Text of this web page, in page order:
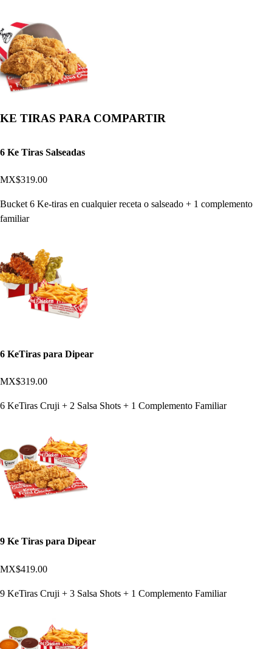
KE TIRAS PARA COMPARTIR
6 Ke Tiras Salseadas
MX$319.00
Bucket 6 Ke-tiras en cualquier receta o salseado + 1 complemento
familiar
6 KeTiras para Dipear
MX$319.00
6 KeTiras Cruji + 2 Salsa Shots + 1 Complemento Familiar
9 Ke Tiras para Dipear
MX$419.00
9 KeTiras Cruji + 3 Salsa Shots + 1 Complemento Familiar